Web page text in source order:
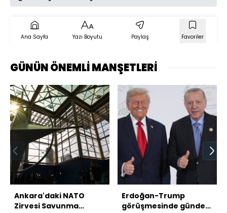
Ana Sayfa Yazı Boyutu Paylaş Favoriler
GÜNÜN ÖNEMLİ MANŞETLERİ
Ankara'daki NATO
Zirvesi Savunma
Erdoğan-Trump
görüşmesinde gündem